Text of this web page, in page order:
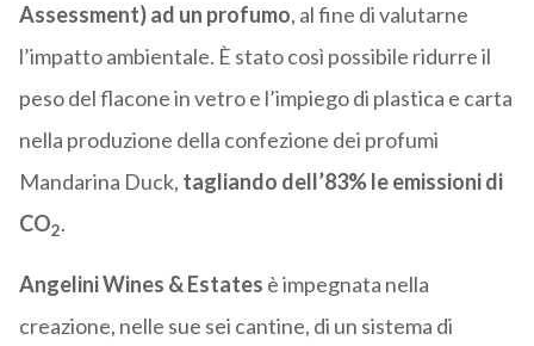
Assessment) ad un profumo, al fine di valutarne
l’impatto ambientale. È stato così possibile ridurre il
peso del flacone in vetro e l’impiego di plastica e carta
nella produzione della confezione dei profumi
Mandarina Duck, tagliando dell’83% le emissioni di
CO2.
Angelini Wines & Estates è impegnata nella
creazione, nelle sue sei cantine, di un sistema di